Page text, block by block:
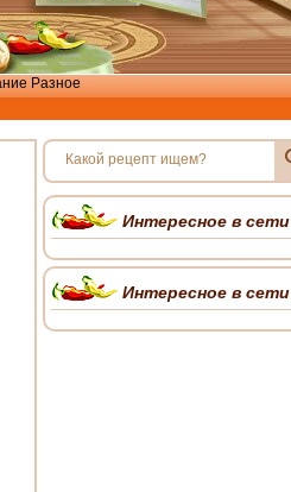
Разное
Интересное в сети
Интересное в сети